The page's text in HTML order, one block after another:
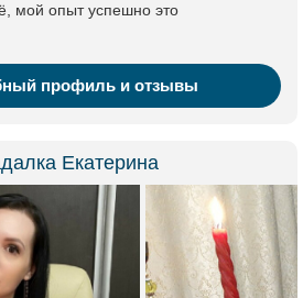
мой опыт успешно это
профиль и отзывы
Екатерина